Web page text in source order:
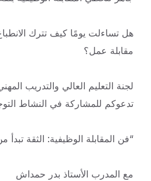
هل تساءلت يومًا كيف تترك
مقابلة عمل؟
لجنة التعليم العالي والتدريب
تدعوكم للمشاركة في النشاط
“فن المقابلة الوظيفية: الثقة تبدأ
مع المدرب الأستاذ بدر حمداش